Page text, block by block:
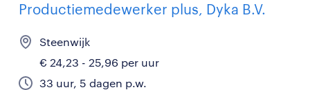
Productiemedewerker plus, Dyka B.V.
Steenwijk
€ 24,23 - 25,96 per uur
33 uur, 5 dagen p.w.